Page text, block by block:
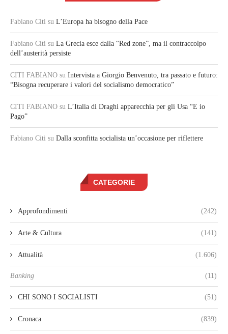
Fabiano Citi su L’Europa ha bisogno della Pace
Fabiano Citi su La Grecia esce dalla “Red zone”, ma il contraccolpo
dell’austerità persiste
CITI FABIANO su Intervista a Giorgio Benvenuto, tra passato e futuro:
“Bisogna recuperare i valori del socialismo democratico”
CITI FABIANO su L’Italia di Draghi apparecchia per gli Usa “E io
Pago”
Fabiano Citi su Dalla sconfitta socialista un’occasione per riflettere
CATEGORIE
Approfondimenti (242)
Arte & Cultura (141)
Attualità (1.606)
Banking (11)
CHI SONO I SOCIALISTI (51)
Cronaca (839)